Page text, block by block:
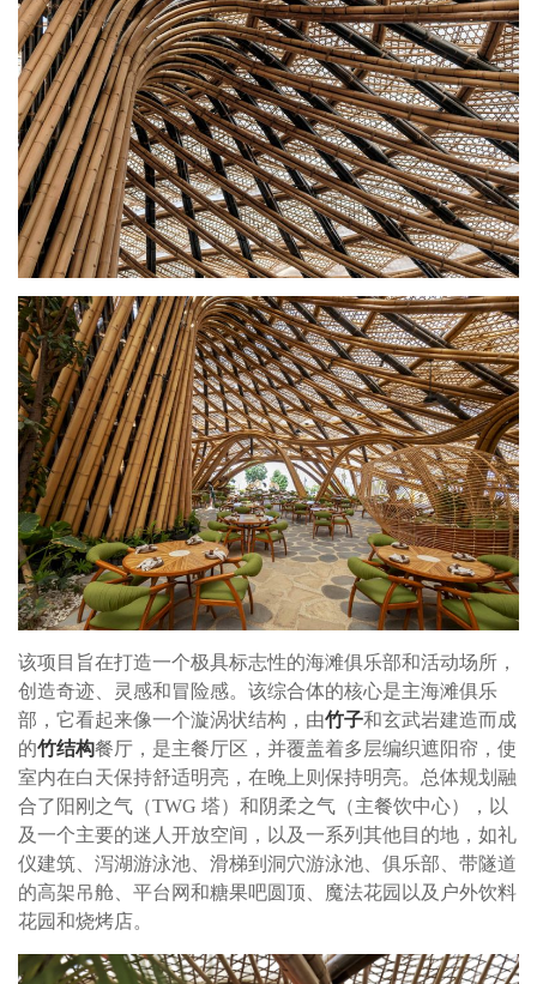
该项目旨在打造一个极具标志性的海滩俱乐部和活动场所，
创造奇迹、灵感和冒险感。该综合体的核心是主海滩俱乐
部，它看起来像一个漩涡状结构，由竹子和玄武岩建造而成
的竹结构餐厅，是主餐厅区，并覆盖着多层编织遮阳帘，使
室内在白天保持舒适明亮，在晚上则保持明亮。总体规划融
合了阳刚之气（TWG 塔）和阴柔之气（主餐饮中心），以
及一个主要的迷人开放空间，以及一系列其他目的地，如礼
仪建筑、泻湖游泳池、滑梯到洞穴游泳池、俱乐部、带隧道
的高架吊舱、平台网和糖果吧圆顶、魔法花园以及户外饮料
花园和烧烤店。